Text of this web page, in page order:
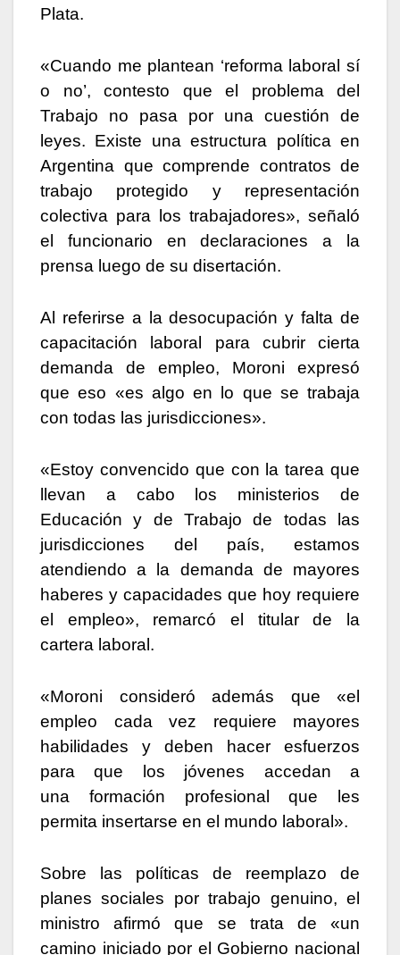
Plata.
«Cuando me plantean ‘reforma laboral sí
o no’, contesto que el problema del
Trabajo no pasa por una cuestión de
leyes. Existe una estructura política en
Argentina que comprende contratos de
trabajo protegido y representación
colectiva para los trabajadores», señaló
el funcionario en declaraciones a la
prensa luego de su disertación.
Al referirse a la desocupación y falta de
capacitación laboral para cubrir cierta
demanda de empleo, Moroni expresó
que eso «es algo en lo que se trabaja
con todas las jurisdicciones».
«Estoy convencido que con la tarea que
llevan a cabo los ministerios de
Educación y de Trabajo de todas las
jurisdicciones del país, estamos
atendiendo a la demanda de mayores
haberes y capacidades que hoy requiere
el empleo», remarcó el titular de la
cartera laboral.
«Moroni consideró además que «el
empleo cada vez requiere mayores
habilidades y deben hacer esfuerzos
para que los jóvenes accedan a
una formación profesional que les
permita insertarse en el mundo laboral».
Sobre las políticas de reemplazo de
planes sociales por trabajo genuino, el
ministro afirmó que se trata de «un
camino iniciado por el Gobierno nacional